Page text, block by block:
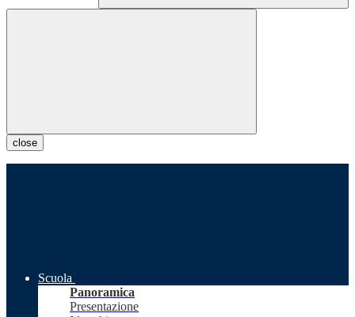
close
Scuola
Panoramica
Presentazione